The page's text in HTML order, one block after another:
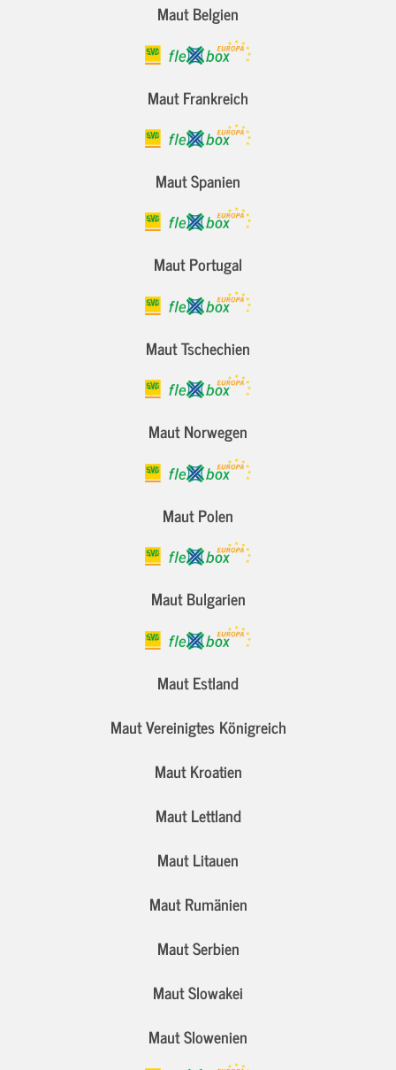
Maut Belgien
Maut Frankreich
Maut Spanien
Maut Portugal
Maut Tschechien
Maut Norwegen
Maut Polen
Maut Bulgarien
Maut Estland
Maut Vereinigtes Königreich
Maut Kroatien
Maut Lettland
Maut Litauen
Maut Rumänien
Maut Serbien
Maut Slowakei
Maut Slowenien